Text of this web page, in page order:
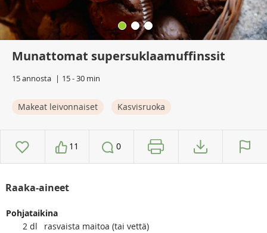
Munattomat supersuklaamuffinssit
15 annosta 15 - 30 min
Makeat leivonnaiset Kasvisruoka
11 0
Raaka-aineet
Pohjataikina
2 dl
rasvaista maitoa (tai vettä)